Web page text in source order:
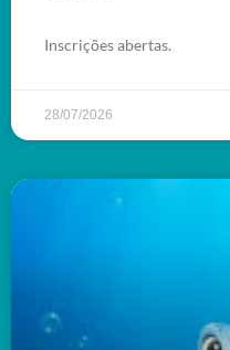
Inscrições abertas.
28/07/2026